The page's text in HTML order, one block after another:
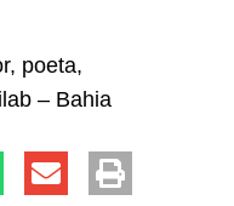
poeta,
– Bahia